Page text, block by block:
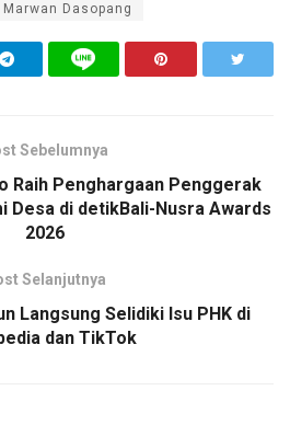
Dasopang
Sebelumnya
Raih Penghargaan Penggerak
Desa di detikBali-Nusra Awards
2026
Selanjutnya
Langsung Selidiki Isu PHK di
dan TikTok